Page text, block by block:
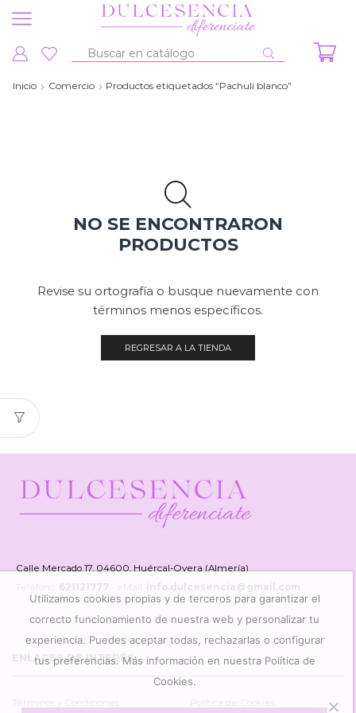
Entrada
búsqueda
Inicio Comercio Productos etiquetados “Pachuli blanco”
NO SE ENCONTRARON
PRODUCTOS
Revise su ortografía o busque nuevamente con
términos menos específicos.
REGRESAR A LA TIENDA
Calle Mercado 17, 04600, Huércal-Overa (Almería)
Teléfono: 621121777 info.dulcesencia@gmail.com
ENLACES DE INTERÉS
Términos y Condiciones Política de Cookies
Utilizamos cookies propias y de terceros para garantizar el
correcto funcionamiento de nuestra web y personalizar tu
experiencia. Puedes aceptar todas, rechazarlas o configurar
tus preferencias. Más información en nuestra Política de
Cookies.